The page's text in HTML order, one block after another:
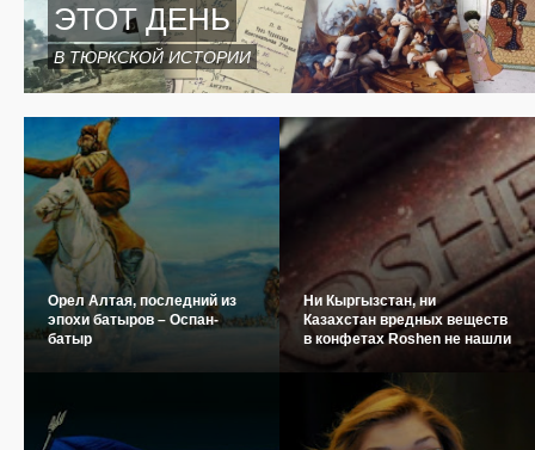
ЭТОТ ДЕНЬ
В ТЮРКСКОЙ ИСТОРИИ
Орел Алтая, последний из
эпохи батыров – Оспан-
батыр
Ни Кыргызстан, ни
Казахстан вредных веществ
в конфетах Roshen не нашли